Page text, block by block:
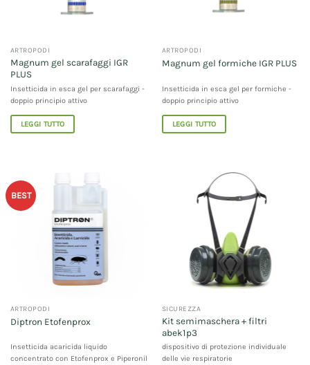
ARTROPODI
Magnum gel scarafaggi IGR
PLUS
Insetticida in esca gel per scarafaggi -
doppio principio attivo
LEGGI TUTTO
ARTROPODI
Magnum gel formiche IGR PLUS
Insetticida in esca gel per formiche -
doppio principio attivo
LEGGI TUTTO
BEST
ARTROPODI
Diptron Etofenprox
Insetticida acaricida liquido
concentrato con Etofenprox e Piperonil
SICUREZZA
Kit semimaschera + filtri
abek1p3
dispositivo di protezione individuale
delle vie respiratorie